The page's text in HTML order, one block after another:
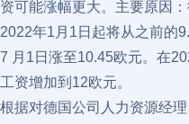
资可能涨幅更大。主要原因
2022年1月1日起将从之前的
7 月1日涨至10.45欧元。在
工资增加到12欧元。
根据对德国公司人力资源经